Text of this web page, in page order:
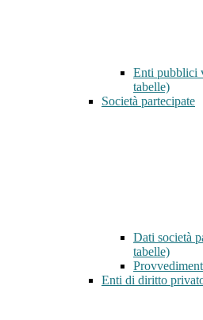
Enti pubblici
tabelle)
Società partecipate
Dati società
tabelle)
Enti di diritto